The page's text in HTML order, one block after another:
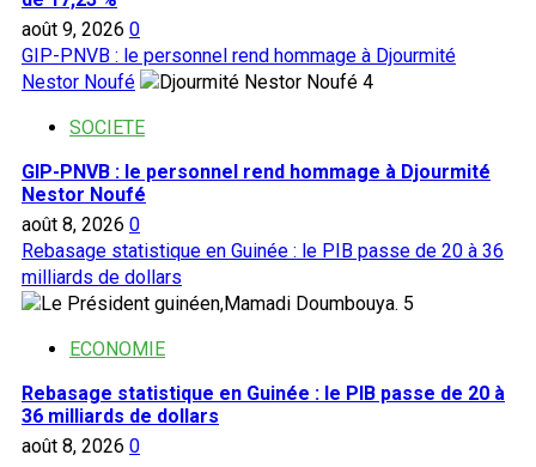
août 9, 2026 0
GIP-PNVB : le personnel rend hommage à Djourmité
Nestor Noufé
4
SOCIETE
GIP-PNVB : le personnel rend hommage à Djourmité
Nestor Noufé
août 8, 2026 0
Rebasage statistique en Guinée : le PIB passe de 20 à 36
milliards de dollars
5
ECONOMIE
Rebasage statistique en Guinée : le PIB passe de 20 à
36 milliards de dollars
août 8, 2026 0